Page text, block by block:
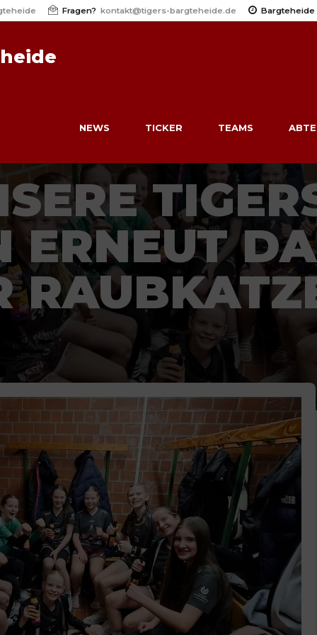
Fragen? kontakt@tigers-bargteheide.de Bargteheide
NEWS TICKER TEAMS
ERNEUT